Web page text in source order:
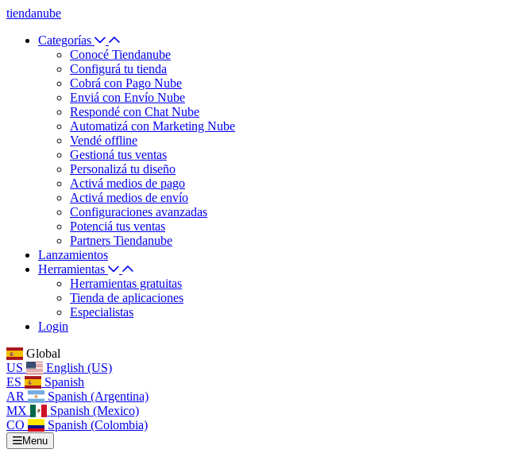
tiendanube
Categorías
Conocé Tiendanube
Configurá tu tienda
Cobrá con Pago Nube
Enviá con Envío Nube
Respondé con Chat Nube
Automatizá con Marketing Nube
Vendé offline
Gestioná tus ventas
Personalizá tu diseño
Activá medios de pago
Activá medios de envío
Configuraciones avanzadas
Potenciá tus ventas
Partners Tiendanube
Lanzamientos
Herramientas
Herramientas gratuitas
Tienda de aplicaciones
Especialistas
Login
Global
US
English (US)
ES
Spanish
AR
Spanish (Argentina)
MX
Spanish (Mexico)
CO
Spanish (Colombia)
Menu